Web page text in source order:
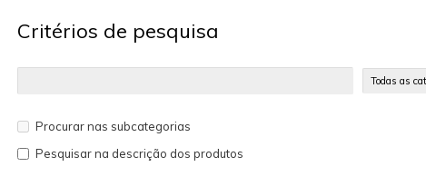
Critérios de pesquisa
Procurar nas subcategorias
Pesquisar na descrição dos produtos